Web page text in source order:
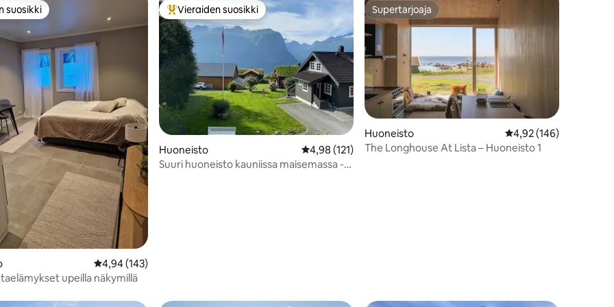
5, 159 arvostelua
suosikki
suosikki
Keskimääräinen arvio 4,94/5, 143 arvostelua
4,94 (143)
upeilla näkymillä
Vieraiden suosikkien parhaimmistoa
Vieraiden suosikki
Huoneisto Keskimääräinen arvio 4,98/5, 121 arvostelua
4,98 (121)
Suuri huoneisto kauniissa maisemassa -
Supertarjoaja
Supertarjoaja
Huoneisto Keskimääräinen arvio
4,92 (146)
The Longhouse At Lista – Huoneisto 1